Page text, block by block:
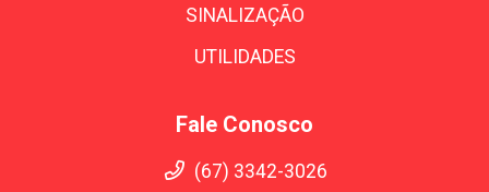
SINALIZAÇÃO
UTILIDADES
Fale Conosco
(67) 3342-3026